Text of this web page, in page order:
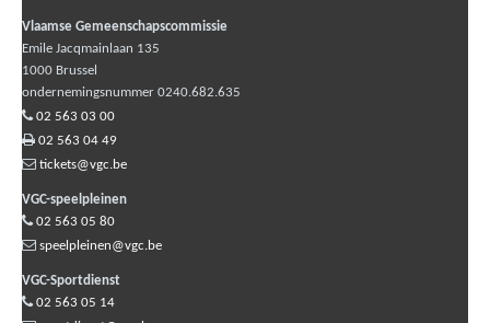
Vlaamse Gemeenschapscommissie
Emile Jacqmainlaan 135
1000 Brussel
ondernemingsnummer 0240.682.635
02 563 03 00
02 563 04 49
tickets@vgc.be
VGC-speelpleinen
02 563 05 80
speelpleinen@vgc.be
VGC-Sportdienst
02 563 05 14